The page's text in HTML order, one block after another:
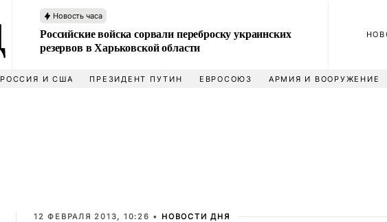
Новость часа
Российские войска сорвали переброску украинских
резервов в Харьковской области
РОССИЯ И США ПРЕЗИДЕНТ ПУТИН ЕВРОСОЮЗ АРМИЯ И ВООРУЖЕНИЕ
12 ФЕВРАЛЯ 2013, 10:26 • НОВОСТИ ДНЯ